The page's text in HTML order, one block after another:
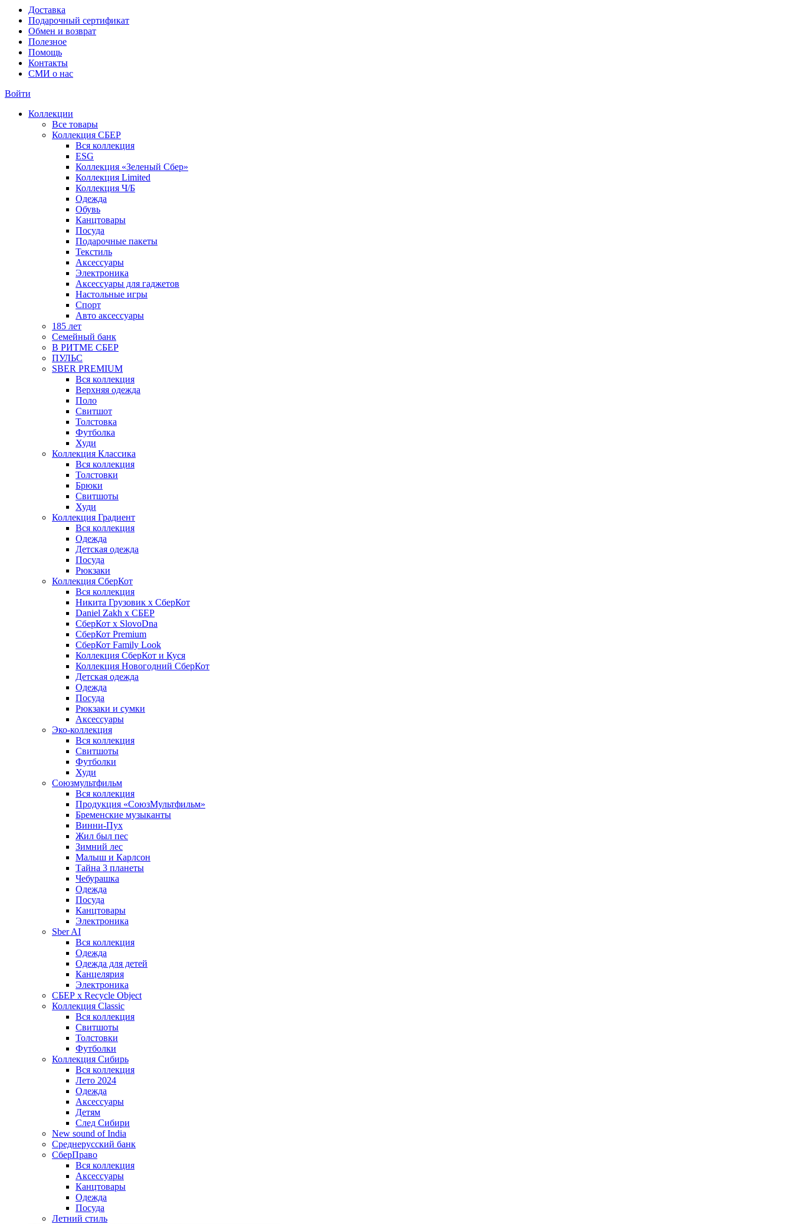
Доставка
Подарочный сертификат
Обмен и возврат
Полезное
Помощь
Контакты
СМИ о нас
Войти
Коллекции
Все товары
Коллекция СБЕР
Вся коллекция
ESG
Коллекция «Зеленый Сбер»
Коллекция Limited
Коллекция Ч/Б
Одежда
Обувь
Канцтовары
Посуда
Подарочные пакеты
Текстиль
Аксессуары
Электроника
Аксессуары для гаджетов
Настольные игры
Спорт
Авто аксессуары
185 лет
Семейный банк
В РИТМЕ СБЕР
ПУЛЬС
SBER PREMIUM
Вся коллекция
Верхняя одежда
Поло
Свитшот
Толстовка
Футболка
Худи
Коллекция Классика
Вся коллекция
Толстовки
Брюки
Свитшоты
Худи
Коллекция Градиент
Вся коллекция
Одежда
Детская одежда
Посуда
Рюкзаки
Коллекция СберКот
Вся коллекция
Никита Грузовик х СберКот
Daniel Zakh x СБЕР
СберКот x SlovoDna
СберКот Premium
СберКот Family Look
Коллекция СберКот и Куся
Коллекция Новогодний СберКот
Детская одежда
Одежда
Посуда
Рюкзаки и сумки
Аксессуары
Эко-коллекция
Вся коллекция
Свитшоты
Футболки
Худи
Союзмультфильм
Вся коллекция
Продукция «СоюзМультфильм»
Бременские музыканты
Винни-Пух
Жил был пес
Зимний лес
Малыш и Карлсон
Тайна 3 планеты
Чебурашка
Одежда
Посуда
Канцтовары
Электроника
Sber AI
Вся коллекция
Одежда
Одежда для детей
Канцелярия
Электроника
СБЕР x Recycle Object
Коллекция Classic
Вся коллекция
Свитшоты
Толстовки
Футболки
Коллекция Сибирь
Вся коллекция
Лето 2024
Одежда
Аксессуары
Детям
След Сибири
New sound of India
Среднерусский банк
СберПраво
Вся коллекция
Аксессуары
Канцтовары
Одежда
Посуда
Летний стиль